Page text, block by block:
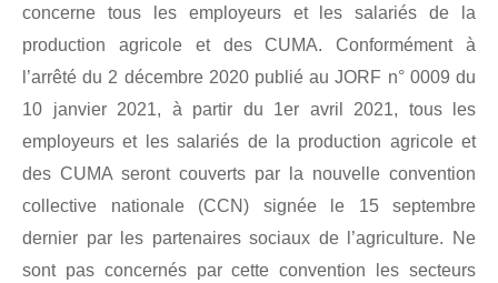
concerne tous les employeurs et les salariés de la
production agricole et des CUMA. Conformément à
l’arrêté du 2 décembre 2020 publié au JORF n° 0009 du
10 janvier 2021, à partir du 1er avril 2021, tous les
employeurs et les salariés de la production agricole et
des CUMA seront couverts par la nouvelle convention
collective nationale (CCN) signée le 15 septembre
dernier par les partenaires sociaux de l’agriculture. Ne
sont pas concernés par cette convention les secteurs